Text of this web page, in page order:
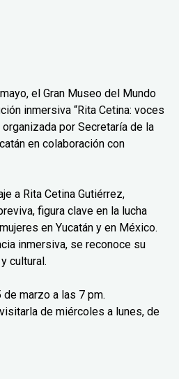
el Gran Museo del Mundo
inmersiva “Rita Cetina: voces
por Secretaría de la
en colaboración con
a Rita Cetina Gutiérrez,
figura clave en la lucha
en Yucatán y en México.
inmersiva, se reconoce su
cultural.
de marzo a las 7 pm.
de miércoles a lunes, de